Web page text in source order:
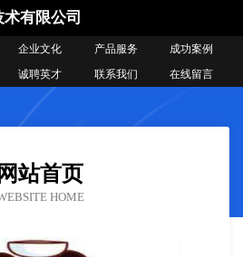
有限公司
企业文化 产品服务
成功案例
诚聘英才 联系我们 在线留言
网站首页
HOME